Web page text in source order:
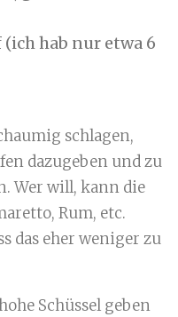
hab nur etwa 6
schlagen,
dazugeben und zu
Wer will, kann die
Rum, etc.
das eher weniger zu
Schüssel geben